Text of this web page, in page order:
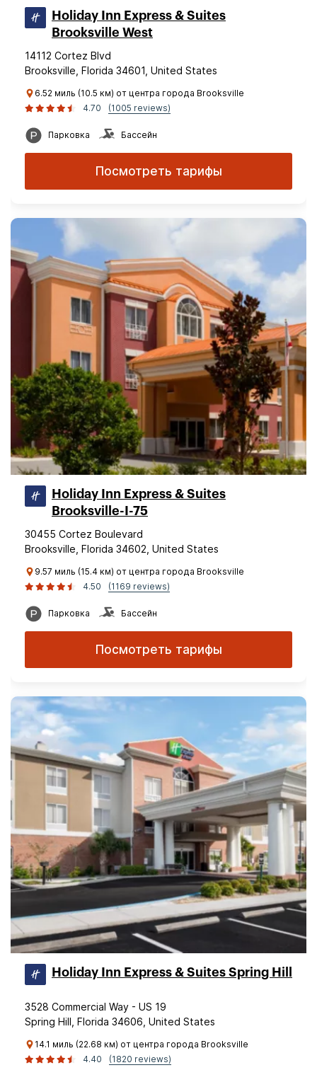
Holiday Inn Express & Suites
Brooksville West
14112 Cortez Blvd
Brooksville, Florida 34601, United States
6.52 миль (10.5 км) от центра города Brooksville
4.70
(1005 reviews)
Парковка Бассейн
Посмотреть тарифы
Holiday Inn Express & Suites
Brooksville-I-75
30455 Cortez Boulevard
Brooksville, Florida 34602, United States
9.57 миль (15.4 км) от центра города Brooksville
4.50
(1169 reviews)
Парковка Бассейн
Посмотреть тарифы
Holiday Inn Express & Suites Spring Hill
3528 Commercial Way - US 19
Spring Hill, Florida 34606, United States
14.1 миль (22.68 км) от центра города Brooksville
4.40
(1820 reviews)